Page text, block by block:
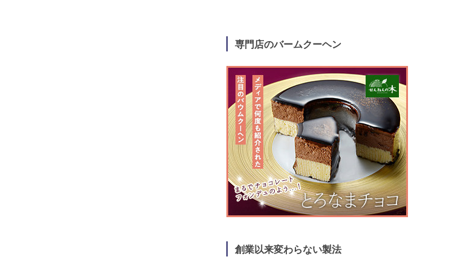
専門店のバームクーヘン
創業以来変わらない製法